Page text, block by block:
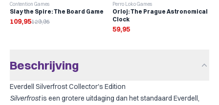
-15%
Contention Games
Slay the Spire: The Board Game
109,95129,95
Perro Loko Games
Orloj: The Prague Astronomical
Clock
59,95
Beschrijving
Everdell Silverfrost Collector's Edition
Silverfrostis een grotere uitdaging dan het standaard Everdell,